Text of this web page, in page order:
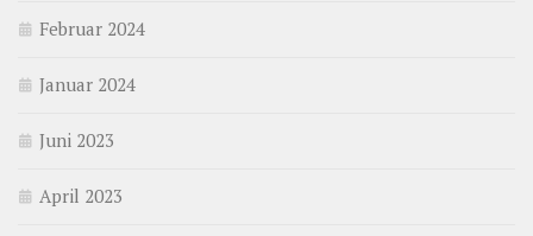
Februar 2024
Januar 2024
Juni 2023
April 2023